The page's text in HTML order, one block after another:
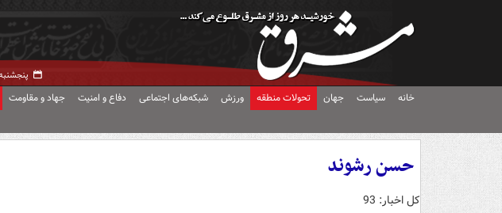
پنجشنبه ۱۵ مرداد
خانه سیاست جهان تحولات منطقه ورزش شبکه‌های اجتماعی دفاع و امنیت جهاد و مقاومت
حسن رشوند
کل اخبار: 93